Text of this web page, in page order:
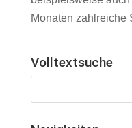
Monaten zahlreiche
Volltextsuche